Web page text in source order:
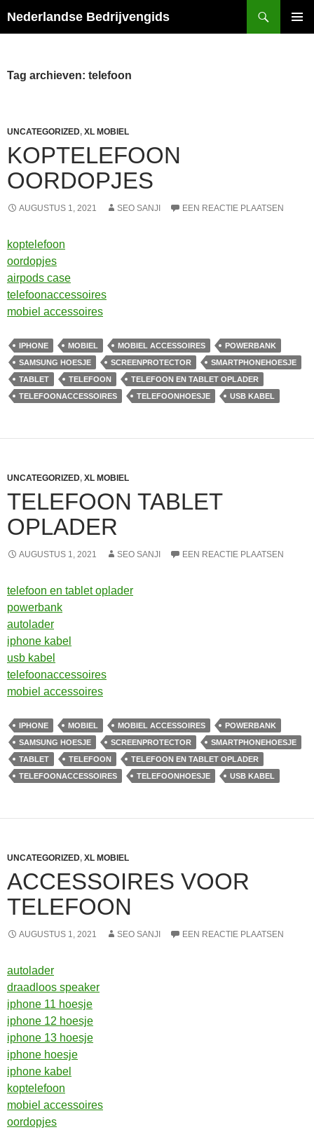
naar
Nederlandse Bedrijvengids
Tag archieven: telefoon
UNCATEGORIZED, XL MOBIEL
KOPTELEFOON
OORDOPJES
AUGUSTUS 1, 2021 SEO SANJI EEN REACTIE PLAATSEN
koptelefoon
oordopjes
airpods case
telefoonaccessoires
mobiel accessoires
IPHONE MOBIEL MOBIEL ACCESSOIRES
POWERBANK
SAMSUNG HOESJE
SCREENPROTECTOR
SMARTPHONEHOESJE
TABLET
TELEFOON
TELEFOON EN TABLET OPLADER
TELEFOONACCESSOIRES
TELEFOONHOESJE USB KABEL
UNCATEGORIZED, XL MOBIEL
TELEFOON TABLET
OPLADER
AUGUSTUS 1, 2021 SEO SANJI EEN REACTIE PLAATSEN
telefoon en tablet oplader
powerbank
autolader
iphone kabel
usb kabel
telefoonaccessoires
mobiel accessoires
IPHONE MOBIEL MOBIEL ACCESSOIRES
POWERBANK
SAMSUNG HOESJE
SCREENPROTECTOR
SMARTPHONEHOESJE
TABLET
TELEFOON
TELEFOON EN TABLET OPLADER
TELEFOONACCESSOIRES
TELEFOONHOESJE USB KABEL
UNCATEGORIZED, XL MOBIEL
ACCESSOIRES VOOR
TELEFOON
AUGUSTUS 1, 2021 SEO SANJI EEN REACTIE PLAATSEN
autolader
draadloos speaker
iphone 11 hoesje
iphone 12 hoesje
iphone 13 hoesje
iphone hoesje
iphone kabel
koptelefoon
mobiel accessoires
oordopjes